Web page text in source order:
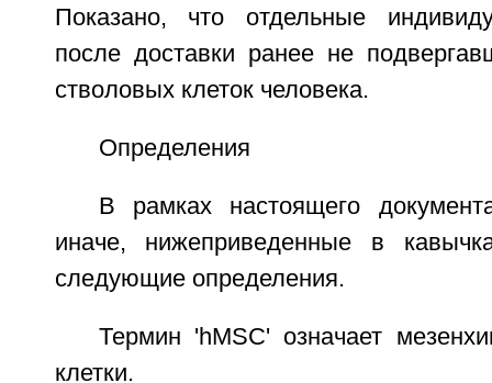
Показано, что отдельные
после доставки ранее не
стволовых клеток человека.
Определения
В рамках настоящего
иначе, нижеприведенные в
следующие определения.
Термин 'hMSC' означает
клетки.